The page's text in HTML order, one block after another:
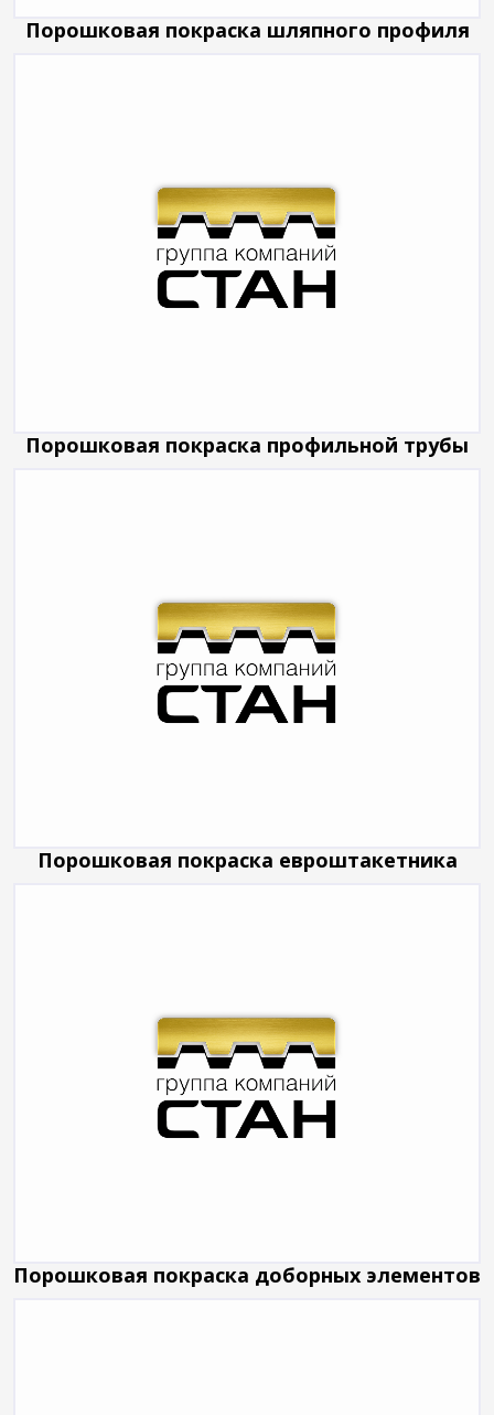
Порошковая покраска шляпного профиля
Порошковая покраска профильной трубы
Порошковая покраска евроштакетника
Порошковая покраска доборных элементов